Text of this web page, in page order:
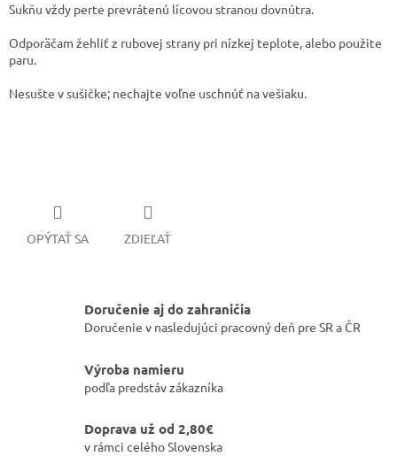
​Sukňu vždy perte prevrátenú lícovou stranou dovnútra.
​​Odporäčam žehliť z rubovej strany pri nízkej teplote, alebo použite
paru.
​Nesušte v sušičke; nechajte voľne uschnúť na vešiaku.
OPÝTAŤ SA ZDIEĽAŤ
Doručenie aj do zahraničia
Doručenie v nasledujúci pracovný deň pre SR a ČR
Výroba namieru
podľa predstáv zákazníka
Doprava už od 2,80€
v rámci celého Slovenska